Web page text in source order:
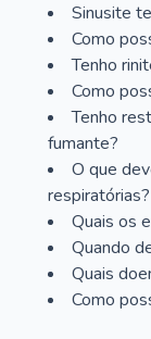
Sinusite
Como
Tenho
Como
Tenho
fumante?
O que
respiratórias?
Quais os
Quando
Quais
Como